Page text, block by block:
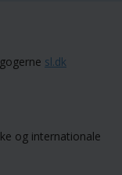
sl.dk
og internationale